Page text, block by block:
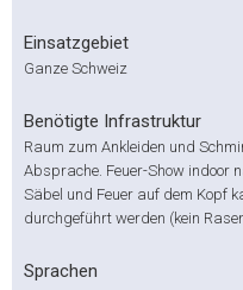
Einsatzgebiet
Ganze Schweiz
Benötigte Infrastruktur
Raum zum Ankleiden und
Absprache. Feuer-Show indoor
Säbel und Feuer auf dem Kopf
durchgeführt werden (kein
Sprachen